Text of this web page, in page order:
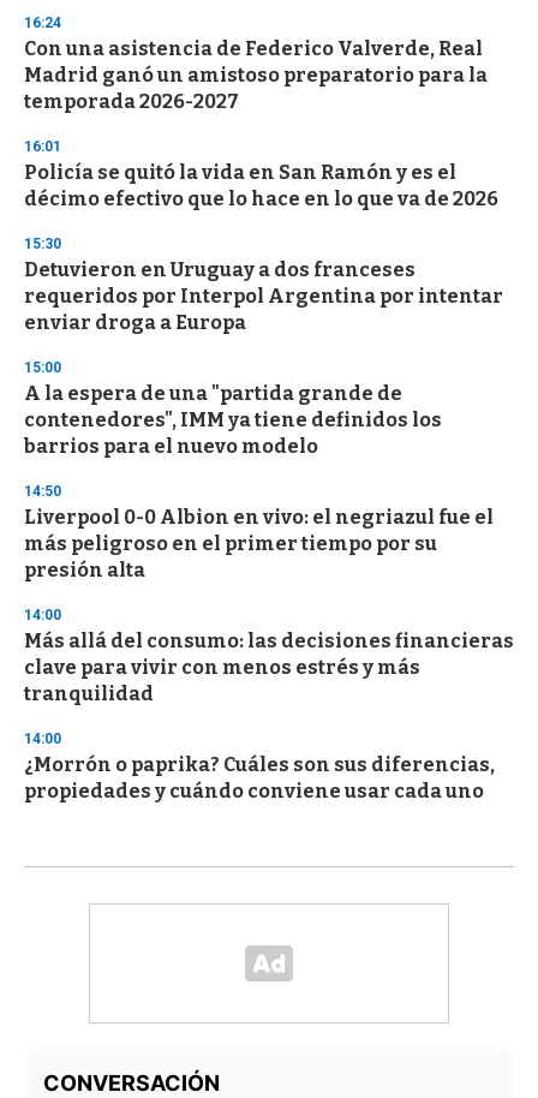
s
e
c
o
n
s
16:24
Con una asistencia de Federico Valverde, Real
Madrid ganó un amistoso preparatorio para la
temporada 2026-2027
16:01
Policía se quitó la vida en San Ramón y es el
décimo efectivo que lo hace en lo que va de 2026
15:30
Detuvieron en Uruguay a dos franceses
requeridos por Interpol Argentina por intentar
enviar droga a Europa
15:00
A la espera de una "partida grande de
contenedores", IMM ya tiene definidos los
barrios para el nuevo modelo
14:50
Liverpool 0-0 Albion en vivo: el negriazul fue el
más peligroso en el primer tiempo por su
presión alta
14:00
Más allá del consumo: las decisiones financieras
clave para vivir con menos estrés y más
tranquilidad
14:00
¿Morrón o paprika? Cuáles son sus diferencias,
propiedades y cuándo conviene usar cada uno